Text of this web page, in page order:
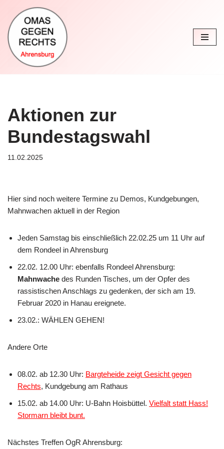
Zum
Inhalt
springen
Aktionen zur
Bundestagswahl
11.02.2025
Hier sind noch weitere Termine zu Demos, Kundgebungen,
Mahnwachen aktuell in der Region
Jeden Samstag bis einschließlich 22.02.25 um 11 Uhr auf
dem Rondeel in Ahrensburg
22.02. 12.00 Uhr: ebenfalls Rondeel Ahrensburg:
Mahnwache des Runden Tisches, um der Opfer des
rassistischen Anschlags zu gedenken, der sich am 19.
Februar 2020 in Hanau ereignete.
23.02.: WÄHLEN GEHEN!
Andere Orte
08.02. ab 12.30 Uhr: Bargteheide zeigt Gesicht gegen
Rechts, Kundgebung am Rathaus
15.02. ab 14.00 Uhr: U-Bahn Hoisbüttel. Vielfalt statt Hass!
Stormarn bleibt bunt.
Nächstes Treffen OgR Ahrensburg: